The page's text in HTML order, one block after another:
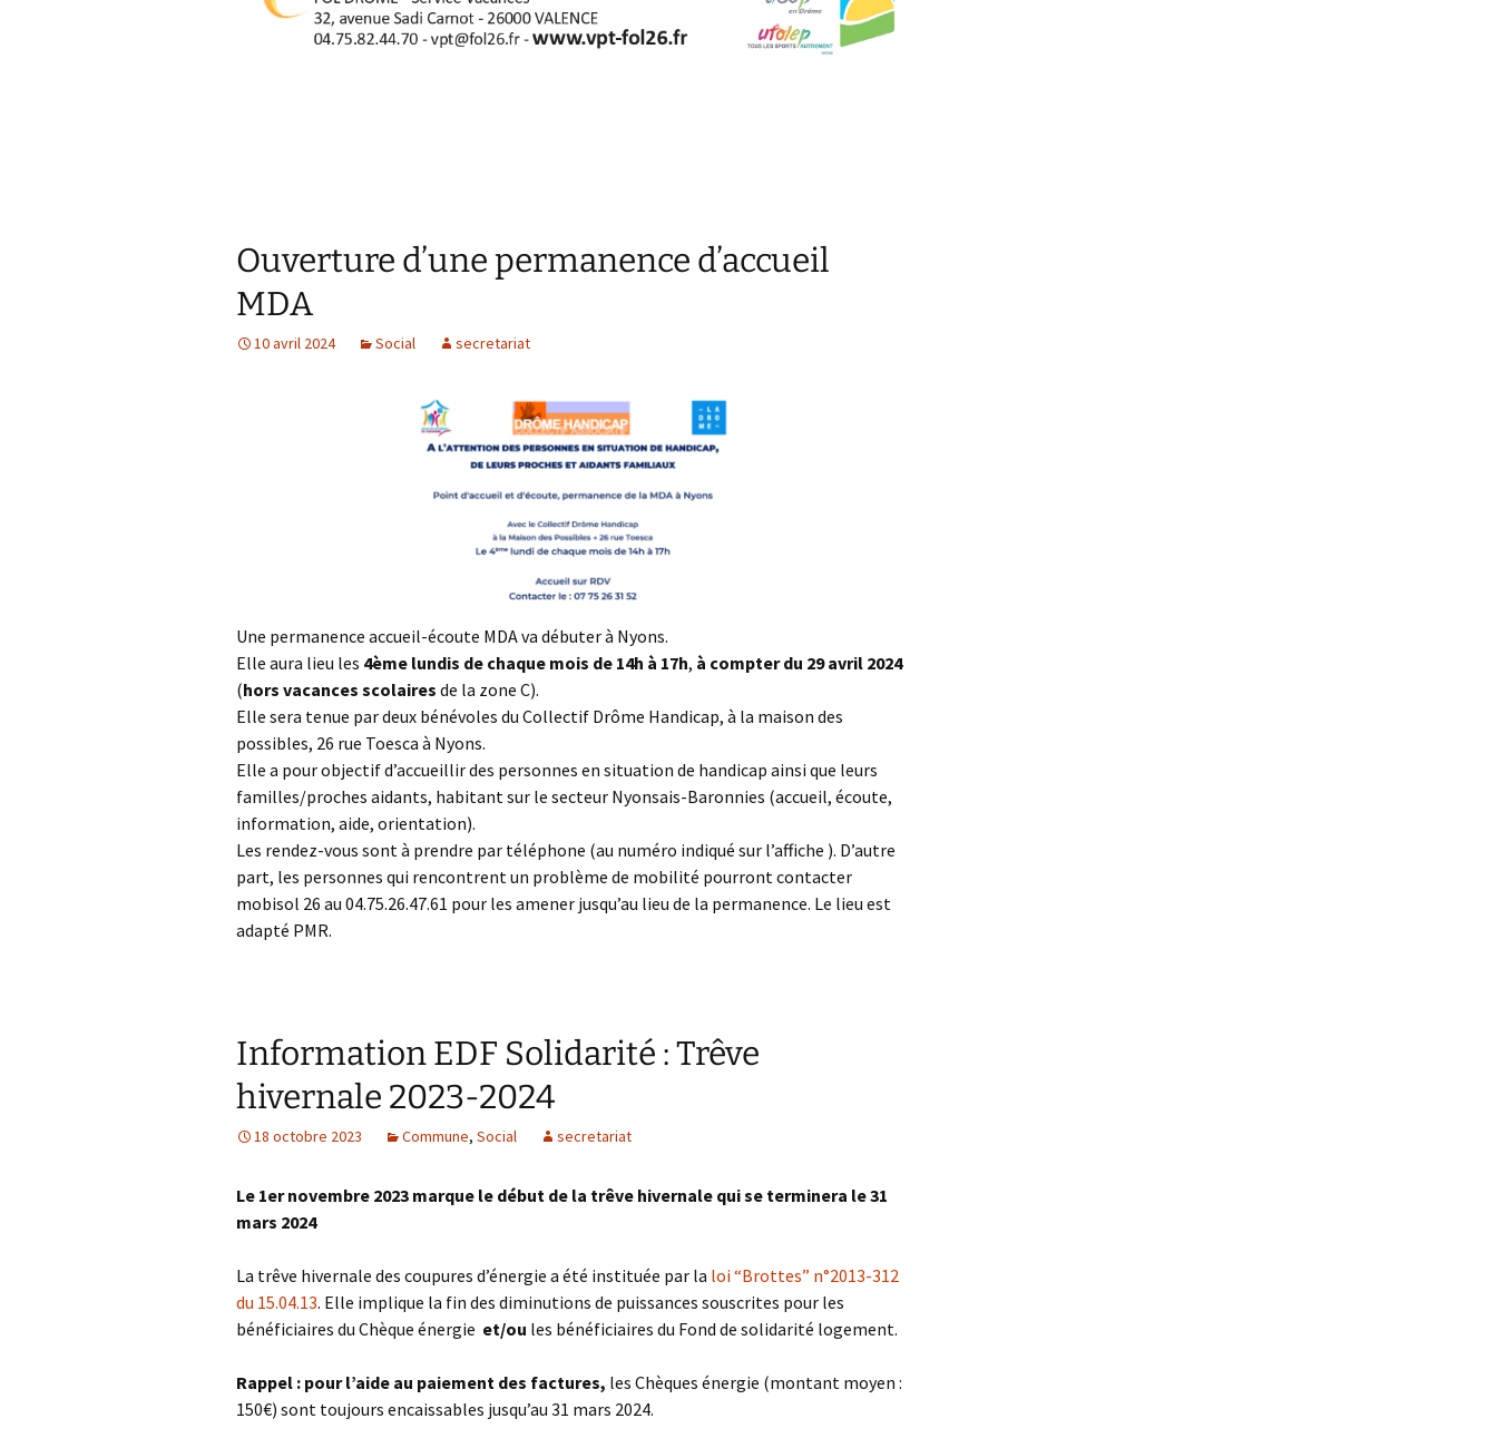
Ouverture d’une permanence d’accueil
MDA
10 avril 2024 Social secretariat
Une permanence accueil-écoute MDA va débuter à Nyons.
Elle aura lieu les 4ème lundis de chaque mois de 14h à 17h, à compter du 29 avril 2024
(hors vacances scolaires de la zone C).
Elle sera tenue par deux bénévoles du Collectif Drôme Handicap, à la maison des
possibles, 26 rue Toesca à Nyons.
Elle a pour objectif d’accueillir des personnes en situation de handicap ainsi que leurs
familles/proches aidants, habitant sur le secteur Nyonsais-Baronnies (accueil, écoute,
information, aide, orientation).
Les rendez-vous sont à prendre par téléphone (au numéro indiqué sur l’affiche ). D’autre
part, les personnes qui rencontrent un problème de mobilité pourront contacter
mobisol 26 au 04.75.26.47.61 pour les amener jusqu’au lieu de la permanence. Le lieu est
adapté PMR.
Information EDF Solidarité : Trêve
hivernale 2023-2024
18 octobre 2023 Commune, Social secretariat
Le 1er novembre 2023 marque le début de la trêve hivernale qui se terminera le 31
mars 2024
La trêve hivernale des coupures d’énergie a été instituée par la loi “Brottes” n°2013-312
du 15.04.13. Elle implique la fin des diminutions de puissances souscrites pour les
bénéficiaires du Chèque énergie et/ou les bénéficiaires du Fond de solidarité logement.
Rappel : pour l’aide au paiement des factures, les Chèques énergie (montant moyen :
150€) sont toujours encaissables jusqu’au 31 mars 2024.